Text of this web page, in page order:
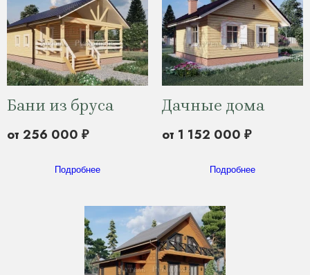
Бани из бруса
от 256 000 ₽
Подробнее
Дачные дома
от 1 152 000 ₽
Подробнее